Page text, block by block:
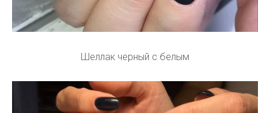
Шеллак черный с белым